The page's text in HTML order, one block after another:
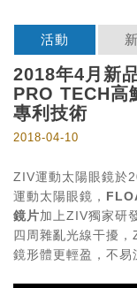
活動
2018年4月新
PRO TECH高
專利技術
2018-04-10
ZIV運動太陽眼鏡於
運動太陽眼鏡，
鏡片加上ZIV獨家研
四周雜亂光線干擾
鏡形體更輕盈，不